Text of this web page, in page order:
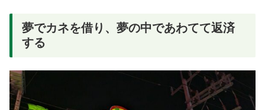
夢でカネを借り、夢の中であわてて返済
する